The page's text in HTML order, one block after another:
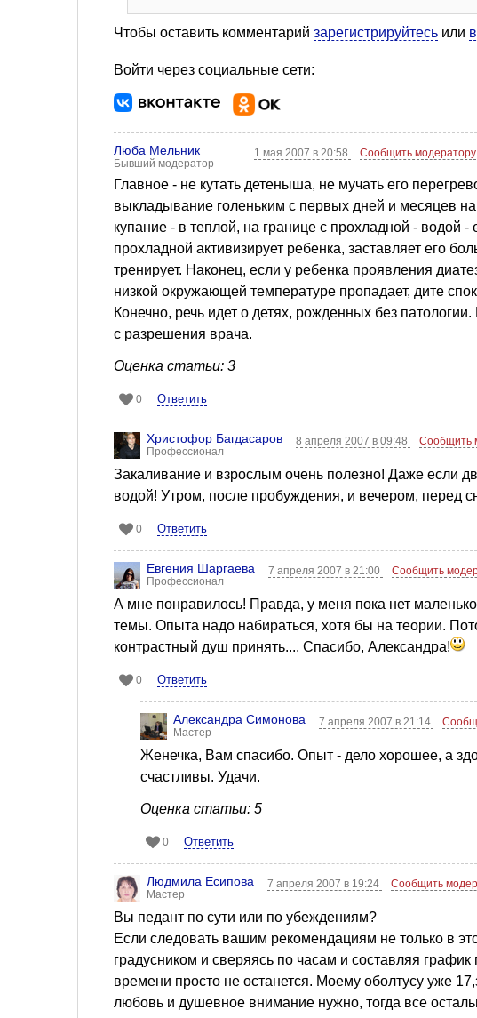
Чтобы оставить комментарий зарегистрируйтесь или
Войти через социальные сети:
Люба Мельник
Бывший модератор
1 мая 2007 в 20:58 Сообщить модератору
Главное - не кутать детеныша, не мучать его
выкладывание голеньким с первых дней и месяцев
купание - в теплой, на границе с прохладной - водой
прохладной активизирует ребенка, заставляет его
тренирует. Наконец, если у ребенка проявления
низкой окружающей температуре пропадает, дите
Конечно, речь идет о детях, рожденных без
с разрешения врача.
Оценка статьи: 3
0 Ответить
Христофор Багдасаров
Профессионал
8 апреля 2007 в 09:48 Сообщить
Закаливание и взрослым очень полезно! Даже если
водой! Утром, после пробуждения, и вечером, перед
0 Ответить
Евгения Шаргаева
Профессионал
7 апреля 2007 в 21:00 Сообщить
А мне понравилось! Правда, у меня пока нет
темы. Опыта надо набираться, хотя бы на теории.
контрастный душ принять.... Спасибо, Александра!
0 Ответить
Александра Симонова
Мастер
7 апреля 2007 в 21:14
Женечка, Вам спасибо. Опыт - дело хорошее, а
счастливы. Удачи.
Оценка статьи: 5
0 Ответить
Людмила Есипова
Мастер
7 апреля 2007 в 19:24 Сообщить
Вы педант по сути или по убеждениям?
Если следовать вашим рекомендациям не только в
градусником и сверяясь по часам и составляя
времени просто не останется. Моему оболтусу уже
любовь и душевное внимание нужно, тогда все